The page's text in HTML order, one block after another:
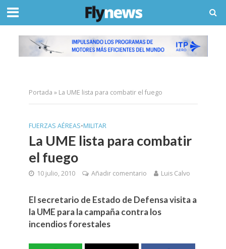
Portada » La UME lista para combatir el fuego
FUERZAS AÉREAS•MILITAR
La UME lista para combatir
el fuego
10 julio, 2010 Añadir comentario Luis Calvo
El secretario de Estado de Defensa visita a
la UME para la campaña contra los
incendios forestales